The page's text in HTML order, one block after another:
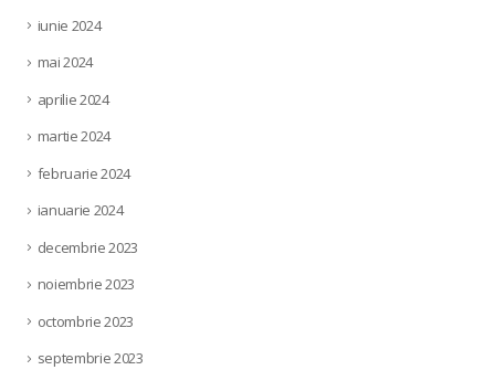
iunie 2024
mai 2024
aprilie 2024
martie 2024
februarie 2024
ianuarie 2024
decembrie 2023
noiembrie 2023
octombrie 2023
septembrie 2023